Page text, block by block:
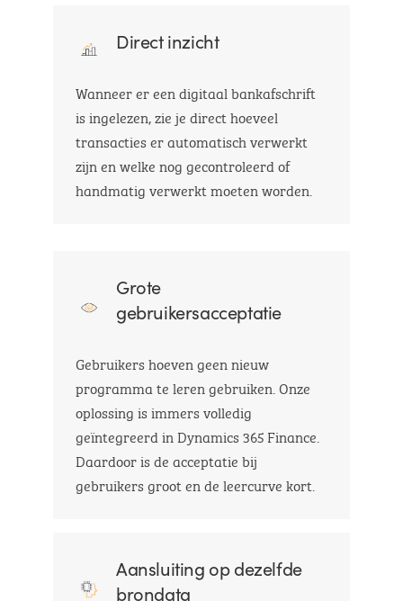
Direct inzicht
Wanneer er een digitaal bankafschrift
is ingelezen, zie je direct hoeveel
transacties er automatisch verwerkt
zijn en welke nog gecontroleerd of
handmatig verwerkt moeten worden.
Grote
gebruikersacceptatie
Gebruikers hoeven geen nieuw
programma te leren gebruiken. Onze
oplossing is immers volledig
geïntegreerd in Dynamics 365 Finance.
Daardoor is de acceptatie bij
gebruikers groot en de leercurve kort.
Aansluiting op dezelfde
brondata